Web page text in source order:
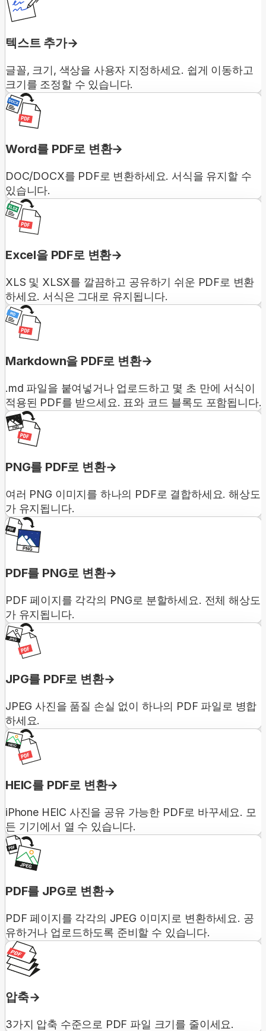
텍스트 추가
글꼴, 크기, 색상을 사용자 지정하세요. 쉽게 이동하고
크기를 조정할 수 있습니다.
Word를 PDF로 변환
DOC/DOCX를 PDF로 변환하세요. 서식을 유지할 수
있습니다.
Excel을 PDF로 변환
XLS 및 XLSX를 깔끔하고 공유하기 쉬운 PDF로 변환
하세요. 서식은 그대로 유지됩니다.
Markdown을 PDF로 변환
.md 파일을 붙여넣거나 업로드하고 몇 초 만에 서식이
적용된 PDF를 받으세요. 표와 코드 블록도 포함됩니다.
PNG를 PDF로 변환
여러 PNG 이미지를 하나의 PDF로 결합하세요. 해상도
가 유지됩니다.
PDF를 PNG로 변환
PDF 페이지를 각각의 PNG로 분할하세요. 전체 해상도
가 유지됩니다.
JPG를 PDF로 변환
JPEG 사진을 품질 손실 없이 하나의 PDF 파일로 병합
하세요.
HEIC를 PDF로 변환
iPhone HEIC 사진을 공유 가능한 PDF로 바꾸세요. 모
든 기기에서 열 수 있습니다.
PDF를 JPG로 변환
PDF 페이지를 각각의 JPEG 이미지로 변환하세요. 공
유하거나 업로드하도록 준비할 수 있습니다.
압축
3가지 압축 수준으로 PDF 파일 크기를 줄이세요.